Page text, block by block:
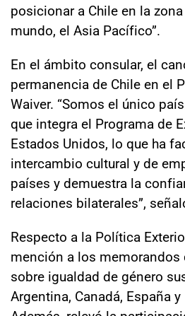
posicionar a Chile en la
mundo, el Asia Pacífico”.
En el ámbito consular, el
permanencia de Chile en el
Waiver. “Somos el único
que integra el Programa de
Estados Unidos, lo que ha
intercambio cultural y de
países y demuestra la
relaciones bilaterales”,
Respecto a la Política
mención a los
sobre igualdad de género
Argentina, Canadá, España